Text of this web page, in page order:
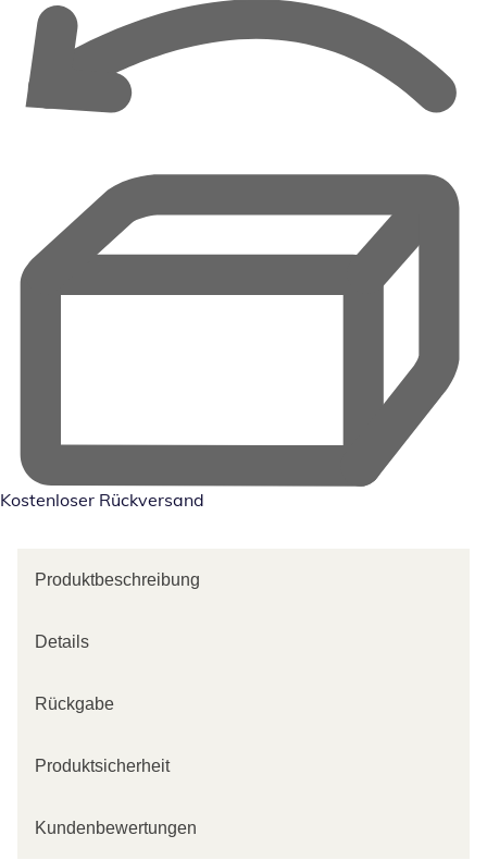
Kostenloser Rückversand
Produktbeschreibung
Details
Rückgabe
Produktsicherheit
Kundenbewertungen